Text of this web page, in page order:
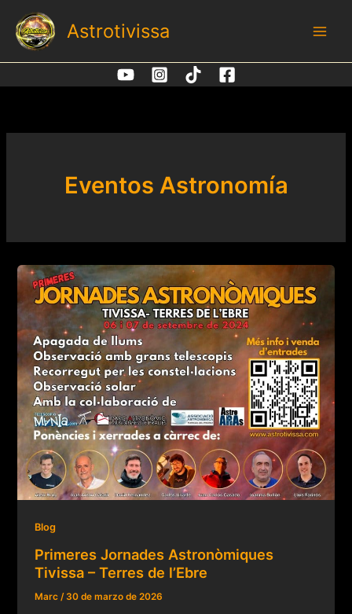
contenido
Astrotivissa
Eventos Astronomía
Blog
Primeres Jornades Astronòmiques
Tivissa – Terres de l’Ebre
Marc/ 30 de marzo de 2026